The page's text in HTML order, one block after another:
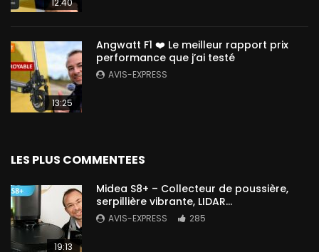
13:25
Angwatt F1 ❤️ Le meilleur rapport prix
performance que j’ai testé
AVIS-EXPRESS
LES PLUS COMMENTEES
19:13
Midea S8+ – Collecteur de poussière,
serpillière vibrante, LIDAR…
AVIS-EXPRESS 285